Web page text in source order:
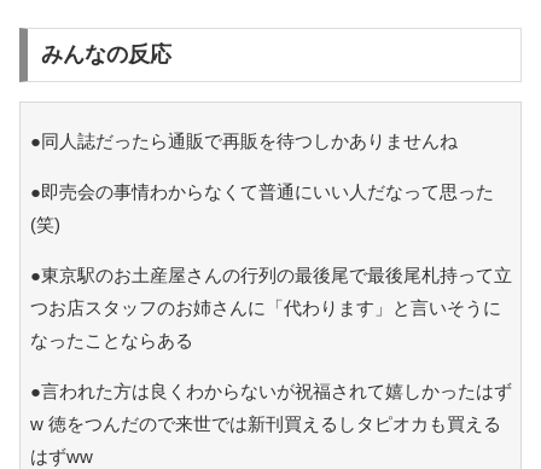
みんなの反応
●同人誌だったら通販で再販を待つしかありませんね
●即売会の事情わからなくて普通にいい人だなって思った
(笑)
●東京駅のお土産屋さんの行列の最後尾で最後尾札持って立
つお店スタッフのお姉さんに「代わります」と言いそうに
なったことならある
●言われた方は良くわからないが祝福されて嬉しかったはず
w 徳をつんだので来世では新刊買えるしタピオカも買える
はずww